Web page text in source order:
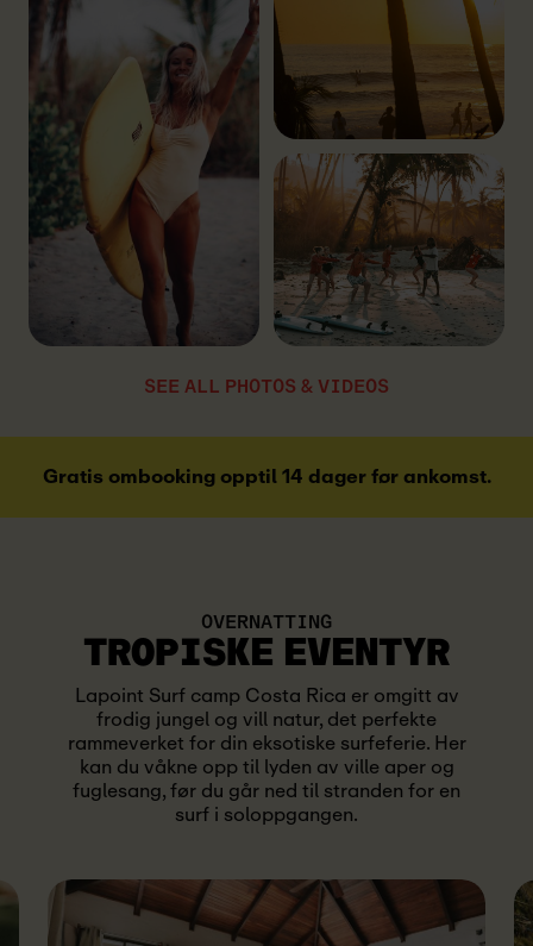
SEE ALL PHOTOS & VIDEOS
Gratis ombooking opptil 14 dager før ankomst.
OVERNATTING
TROPISKE EVENTYR
Lapoint Surf camp Costa Rica er omgitt av
frodig jungel og vill natur, det perfekte
rammeverket for din eksotiske surfeferie. Her
kan du våkne opp til lyden av ville aper og
fuglesang, før du går ned til stranden for en
surf i soloppgangen.